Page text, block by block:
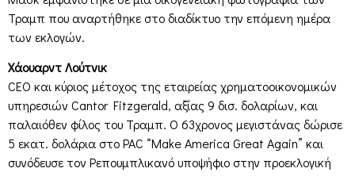
Τραμπ που αναρτήθηκε στο διαδίκτυο την επόμενη ημέρα
των εκλογών.
Χάουαρντ Λούτνικ
CEO και κύριος μέτοχος της εταιρείας χρηματοοικονομικών
υπηρεσιών Cantor Fitzgerald, αξίας 9 δισ. δολαρίων, και
παλαιόθεν φίλος του Τραμπ. Ο 63χρονος μεγιστάνας δώρισε
5 εκατ. δολάρια στο PAC “Make America Great Again” και
συνόδευσε τον Ρεπουμπλικανό υποψήφιο στην προεκλογική